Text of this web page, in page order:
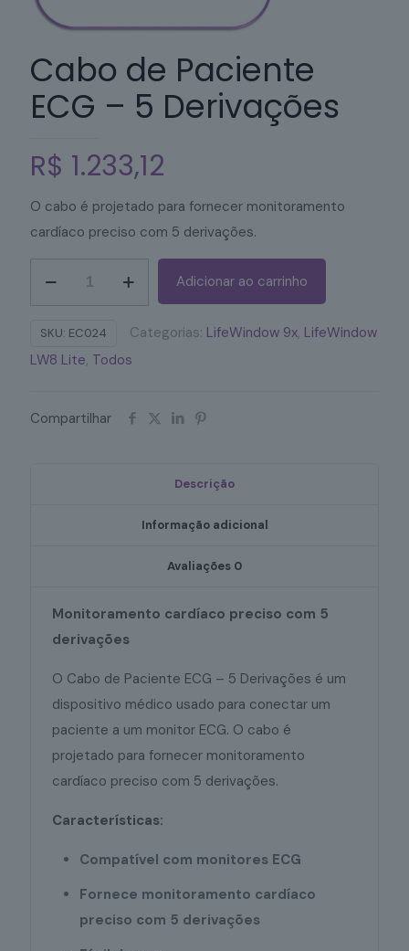
Cabo de Paciente
ECG – 5 Derivações
R$ 1.233,12
O cabo é projetado para fornecer monitoramento
cardíaco preciso com 5 derivações.
Derivações
Adicionar ao carrinho
SKU: EC024 Categorias: LifeWindow 9x, LifeWindow
LW8 Lite, Todos
Compartilhar
Descrição
Informação adicional
Avaliações 0
Monitoramento cardíaco preciso com 5
derivações
O Cabo de Paciente ECG – 5 Derivações é um
dispositivo médico usado para conectar um
paciente a um monitor ECG. O cabo é
projetado para fornecer monitoramento
cardíaco preciso com 5 derivações.
Características:
Compatível com monitores ECG
Fornece monitoramento cardíaco
preciso com 5 derivações